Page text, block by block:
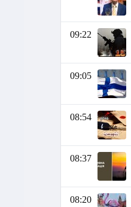
09:22
09:05
08:54
08:37
08:20